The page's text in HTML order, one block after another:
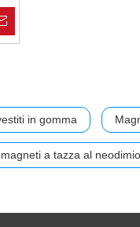
in gomma
magneti a tazza al neodimio